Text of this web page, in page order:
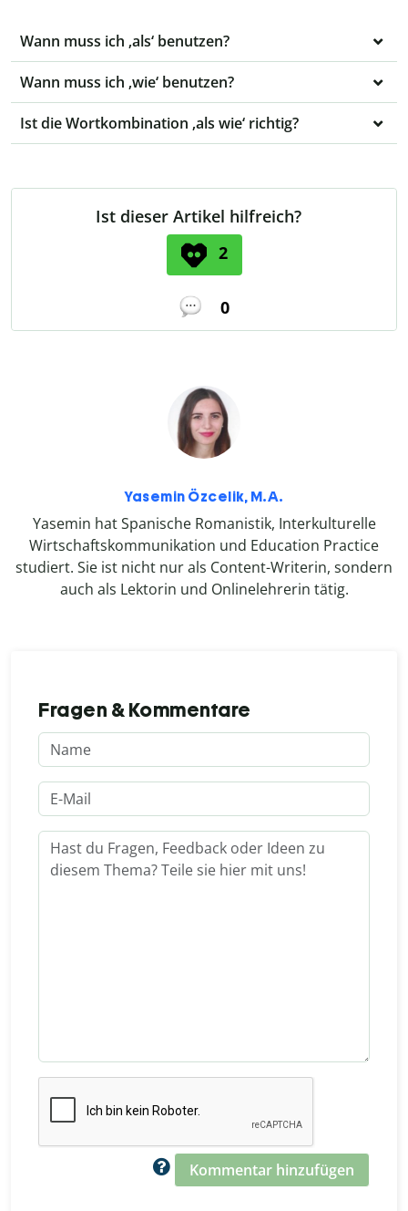
Wann muss ich ‚als‘ benutzen?
Wann muss ich ‚wie‘ benutzen?
Ist die Wortkombination ‚als wie‘ richtig?
Ist dieser Artikel hilfreich?
2
0
Yasemin Özcelik, M.A.
Yasemin hat Spanische Romanistik, Interkulturelle
Wirtschaftskommunikation und Education Practice
studiert. Sie ist nicht nur als Content-Writerin, sondern
auch als Lektorin und Onlinelehrerin tätig.
Fragen & Kommentare
Kommentar hinzufügen